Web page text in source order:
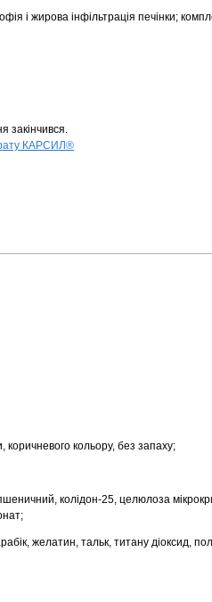
і жирова інфільтрація печінки;
закінчився.
КАРСИЛ®
кольору, без запаху;
колідон-25, целюлоза
желатин, тальк, титану діоксид,